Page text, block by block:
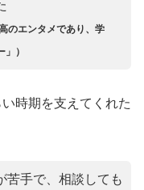
のエンタメであり、学
）
時期を支えてくれた
苦手で、相談しても